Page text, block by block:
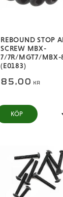
REBOUND STOP
SCREW MBX-
7/7R/MGT7/MBX-
(E0183)
85,00 KR
KÖP